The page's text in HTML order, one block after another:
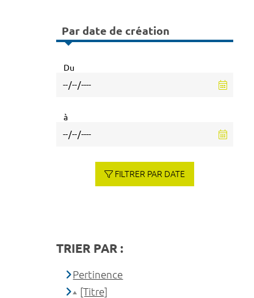
Par date de création
Du
à
FILTRER PAR DATE
TRIER PAR :
Pertinence
[Titre]